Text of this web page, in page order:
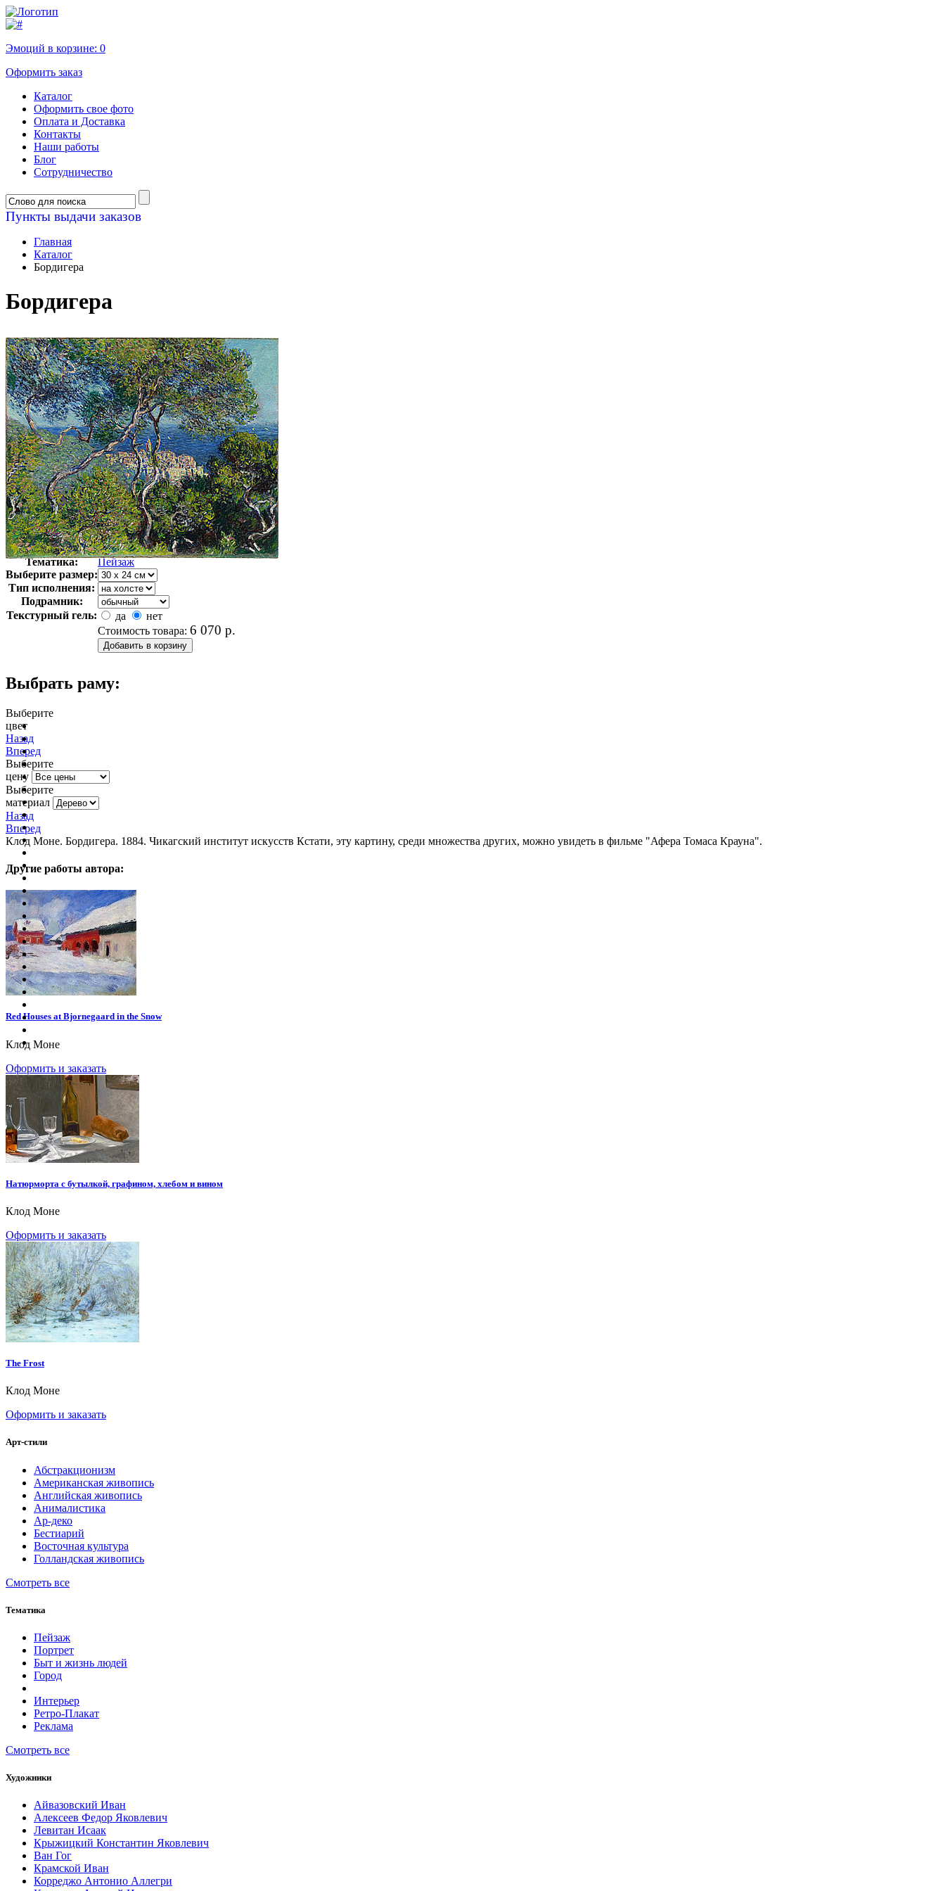
Эмоций в корзине: 0
Оформить заказ
Каталог
Оформить свое фото
Оплата и Доставка
Контакты
Наши работы
Блог
Сотрудничество
Пункты выдачи заказов
Главная
Каталог
Бордигера
Бордигера
Автор:
Клод Моне
Арт-стиль
Историческая живопись
Тематика:
Пейзаж
Выберите размер:
Тип исполнения:
Подрамник:
Текстурный гель:
да
нет
Стоимость товара: 6 070 р.
Выбрать раму:
Выберите
цвет
Назад
Вперед
Выберите
цену
Выберите
материал
Назад
Вперед
Клод Моне. Бордигера. 1884. Чикагский институт искусств Кстати, эту картину, среди множества других, можно увидеть в фильме "Афера Томаса Крауна".
Другие работы автора:
Red Houses at Bjornegaard in the Snow
Клод Моне
Оформить и заказать
Натюрморта с бутылкой, графином, хлебом и вином
Клод Моне
Оформить и заказать
The Frost
Клод Моне
Оформить и заказать
Арт-стили
Абстракционизм
Американская живопись
Английская живопись
Анималистика
Ар-деко
Бестиарий
Восточная культура
Голландская живопись
Смотреть все
Тематика
Пейзаж
Портрет
Быт и жизнь людей
Город
Интерьер
Ретро-Плакат
Реклама
Смотреть все
Художники
Айвазовский Иван
Алексеев Федор Яковлевич
Левитан Исаак
Крыжицкий Константин Яковлевич
Ван Гог
Крамской Иван
Корреджо Антонио Аллегри